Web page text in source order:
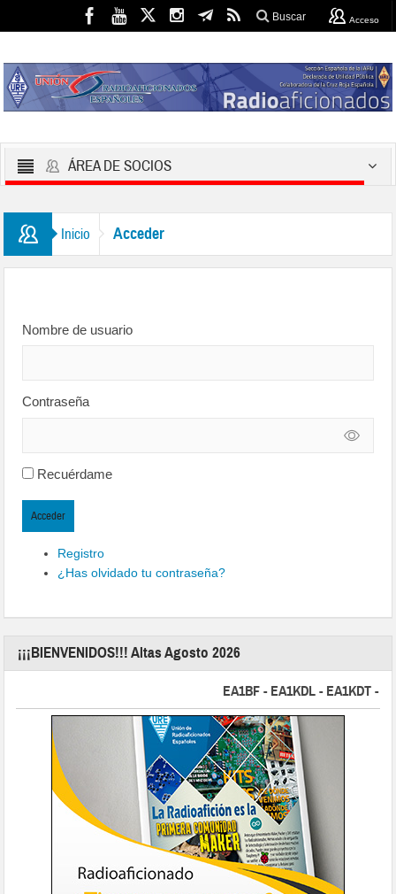
Buscar Acceso
ÁREA DE SOCIOS
Inicio Acceder
Nombre de usuario
Contraseña
Recuérdame
Acceder
Registro
¿Has olvidado tu contraseña?
¡¡¡BIENVENIDOS!!! Altas Agosto 2026
EA1BF - EA1KDL - EA1KDT -